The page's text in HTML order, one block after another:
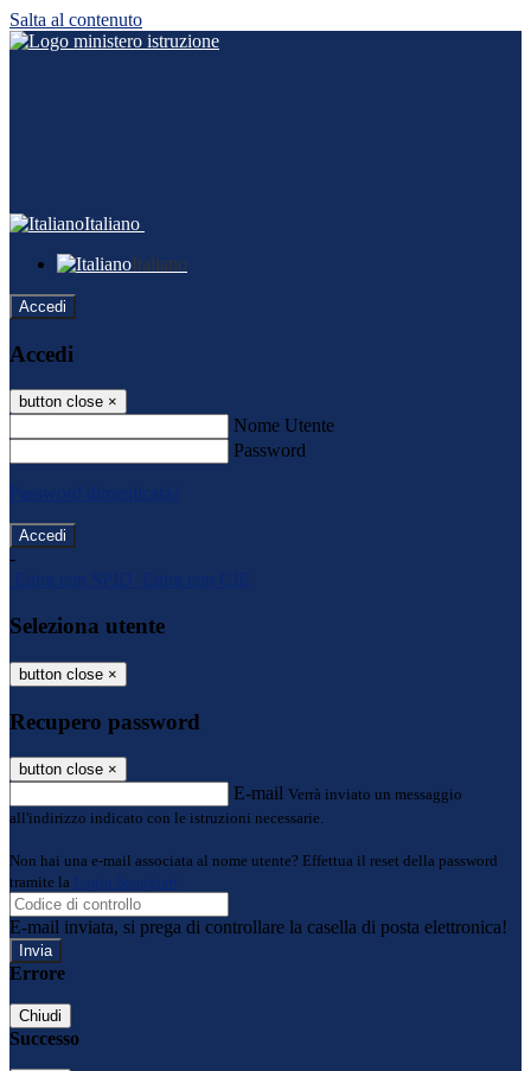
Salta al contenuto
Italiano
Italiano
Accedi
Accedi
button close ×
Nome Utente
Password
Password dimenticata?
-
Entra con SPID
Entra con CIE
Seleziona utente
button close ×
Recupero password
button close ×
E-mail Verrà inviato un messaggio
all'indirizzo indicato con le istruzioni necessarie.
Non hai una e-mail associata al nome utente? Effettua il reset della password
tramite la
Login Spaggiari
E-mail inviata, si prega di controllare la casella di posta elettronica!
Errore
Chiudi
Successo